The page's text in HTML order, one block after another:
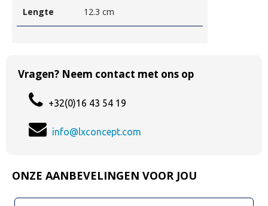
Lengte 12.3 cm
Vragen? Neem contact met ons op
+32(0)16 43 54 19
info@lxconcept.com
ONZE AANBEVELINGEN VOOR JOU